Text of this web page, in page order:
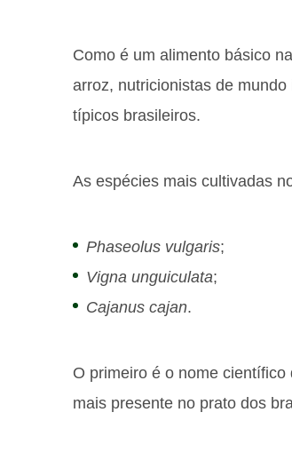
Como é um alimento básico
arroz, nutricionistas de
típicos brasileiros.
As espécies mais cultivadas
Phaseolus vulgaris;
Vigna unguiculata;
Cajanus cajan.
O primeiro é o nome
mais presente no prato dos